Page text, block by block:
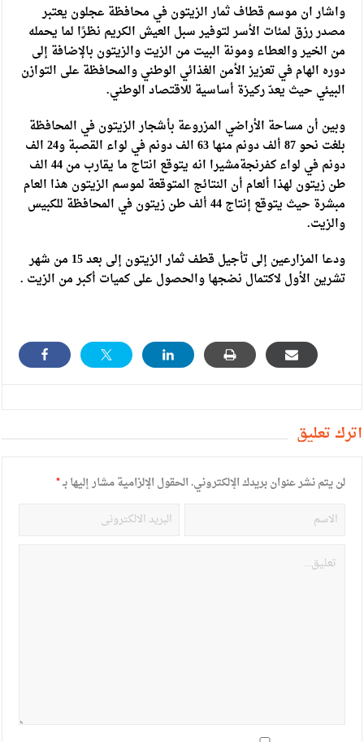
واشار ان موسم قطاف ثمار الزيتون في محافظة عجلون يعتبر
مصدر رزق لمئات الأسر لتوفير سبل العيش الكريم نظرًا لما يحمله
من الخير والعطاء ومونة البيت من الزيت والزيتون بالإضافة إلى
دوره الهام في تعزيز الأمن الغذائي الوطني والمحافظة على التوازن
البيئي حيث يعدّ ركيزة أساسية للاقتصاد الوطني.
وبين أن مساحة الأراضي المزروعة بأشجار الزيتون في المحافظة
بلغت نحو 87 ألف دونم منها 63 الف دونم في لواء القصبة و24 الف
دونم في لواء كفرنجةمشيرا انه يتوقع انتاج ما يقارب من 44 الف
طن زيتون لهذا ألعام أن النتائج المتوقعة لموسم الزيتون هذا العام
مبشرة حيث يتوقع إنتاج 44 ألف طن زيتون في المحافظة للكبيس
والزيت.
ودعا المزارعين إلى تأجيل قطف ثمار الزيتون إلى بعد 15 من شهر
تشرين الأول لاكتمال نضجها والحصول على كميات أكبر من الزيت .
أترك تعليق
لن يتم نشر عنوان بريدك الإلكتروني.الحقول الإلزامية مشار إليها بـ*